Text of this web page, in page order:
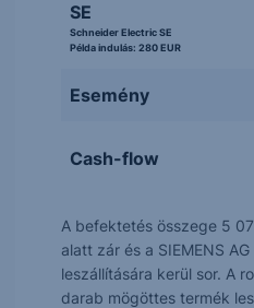
SE
Schneider Electric SE
Példa indulás:280 EUR
Esemény
Cash-flow
A befektetés összege 5
alatt zár és a SIEMENS
leszállítására kerül sor. A
darab mögöttes termék